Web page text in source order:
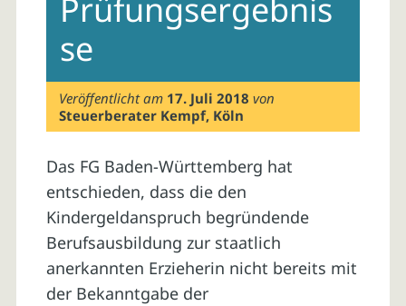
Prüfungsergebnis
se
Veröffentlicht am 17. Juli 2018 von
Steuerberater Kempf, Köln
Das FG Baden-Württemberg hat
entschieden, dass die den
Kindergeldanspruch begründende
Berufsausbildung zur staatlich
anerkannten Erzieherin nicht bereits mit
der Bekanntgabe der